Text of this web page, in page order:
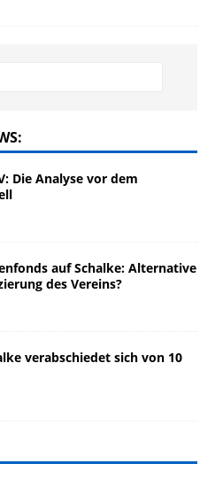
Die Analyse vor dem
auf Schalke: Alternative
des Vereins?
verabschiedet sich von 10